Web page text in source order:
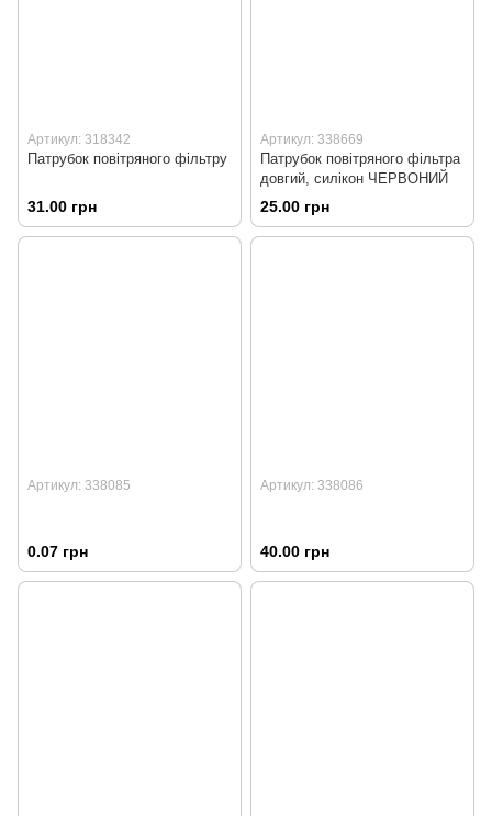
Артикул: 318342
Патрубок повітряного фільтру
31.00 грн
Артикул: 338669
Патрубок повітряного фільтра
довгий, силікон ЧЕРВОНИЙ
25.00 грн
Артикул: 338085
0.07 грн
Артикул: 338086
40.00 грн